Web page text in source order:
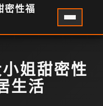
密性福
姐甜密性
生活